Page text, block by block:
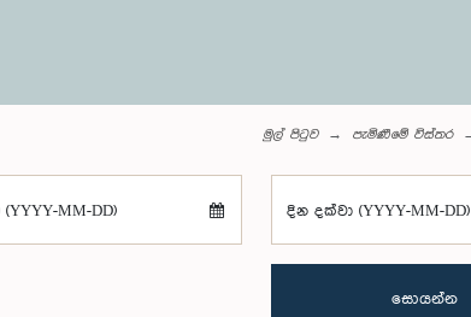
මුල් පිටුව පැමිණීමේ විස්තර
MM-DD) දින දක්වා (YYYY-MM-DD)
සොයන්න